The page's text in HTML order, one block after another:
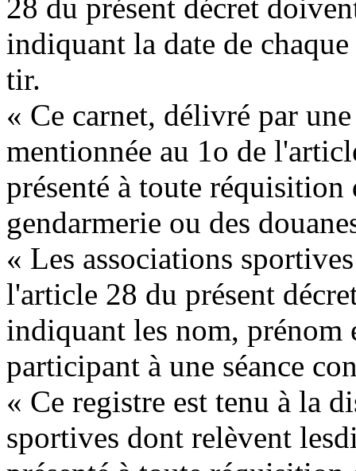
28 du présent décret
indiquant la date de
tir.
« Ce carnet, délivré par
mentionnée au 1o de
présenté à toute réquisition
gendarmerie ou des
« Les associations
l'article 28 du présent
indiquant les nom, prénom
participant à une séance
« Ce registre est tenu à la
sportives dont relèvent